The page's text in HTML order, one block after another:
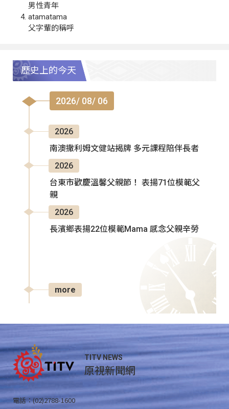
男性青年
atamatama
父字輩的稱呼
歷史上的今天
2026/ 08/ 06
2026
南澳撒利姆文健站揭牌 多元課程陪伴長者
2026
台東市歡慶溫馨父親節！ 表揚71位模範父
親
2026
長濱鄉表揚22位模範Mama 感念父親辛勞
more
TITV NEWS
原視新聞網
電話：(02)2788-1600